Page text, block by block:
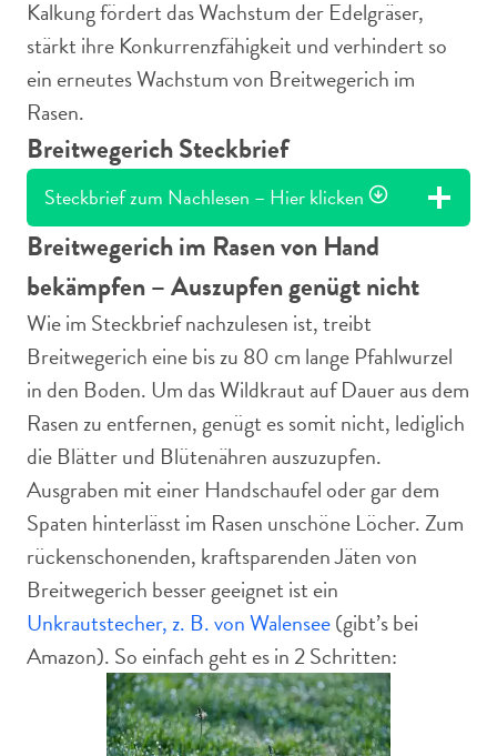
Kalkung fördert das Wachstum der Edelgräser,
stärkt ihre Konkurrenzfähigkeit und verhindert so
ein erneutes Wachstum von Breitwegerich im
Rasen.
Breitwegerich Steckbrief
Steckbrief zum Nachlesen – Hier klicken
Breitwegerich im Rasen von Hand
bekämpfen – Auszupfen genügt nicht
Wie im Steckbrief nachzulesen ist, treibt
Breitwegerich eine bis zu 80 cm lange Pfahlwurzel
in den Boden. Um das Wildkraut auf Dauer aus dem
Rasen zu entfernen, genügt es somit nicht, lediglich
die Blätter und Blütenähren auszuzupfen.
Ausgraben mit einer Handschaufel oder gar dem
Spaten hinterlässt im Rasen unschöne Löcher. Zum
rückenschonenden, kraftsparenden Jäten von
Breitwegerich besser geeignet ist ein
Unkrautstecher, z. B. von Walensee(gibt’s bei
Amazon). So einfach geht es in 2 Schritten: